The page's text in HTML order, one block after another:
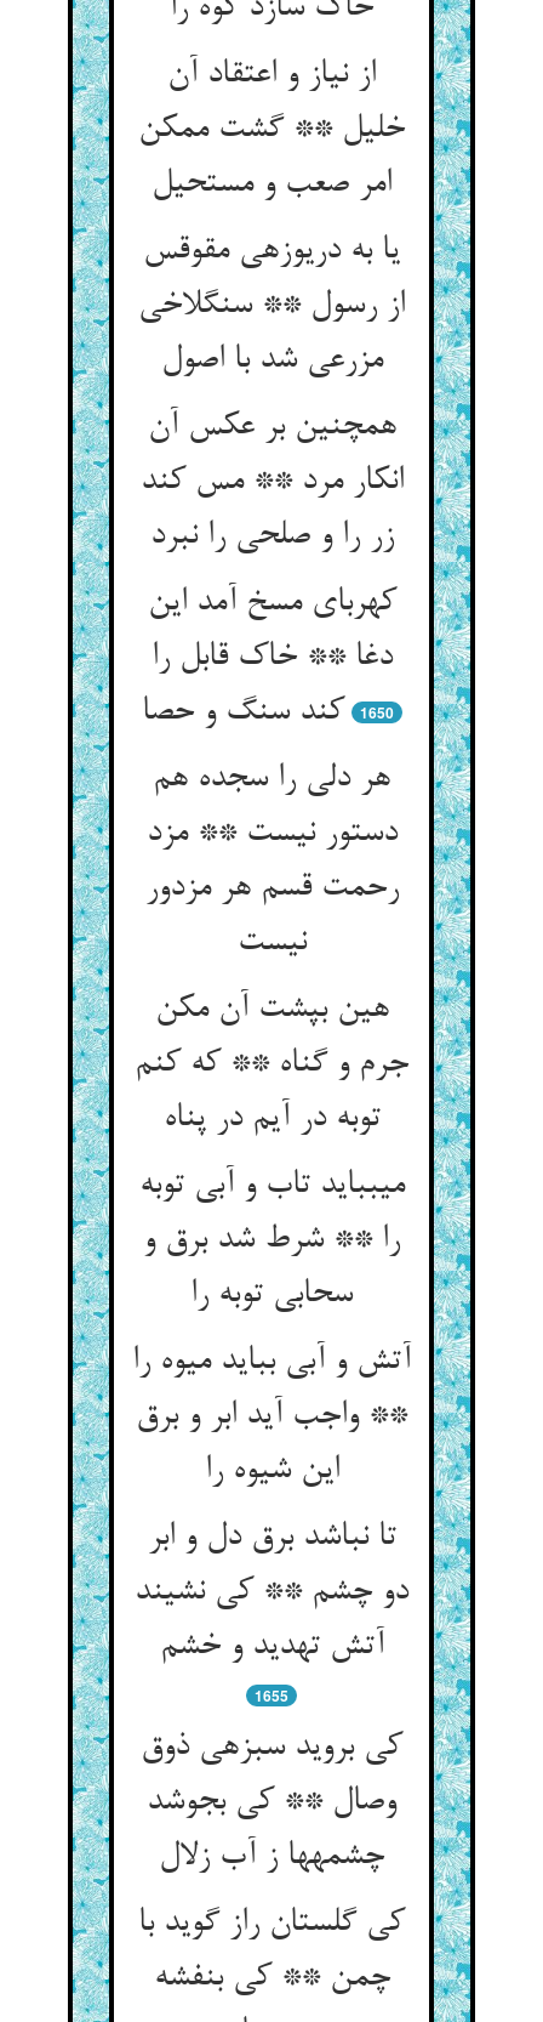
خاک سازد کوه را
از نیاز و اعتقاد آن
خلیل ** گشت ممکن
امر صعب و مستحیل‏
یا به دریوزه‏ی مقوقس
از رسول ** سنگ‏لاخی
مزرعی شد با اصول‏
همچنین بر عکس آن
انکار مرد ** مس کند
زر را و صلحی را نبرد
کهربای مسخ آمد این
دغا ** خاک قابل را
کند سنگ و حصا
1650
هر دلی را سجده هم
دستور نیست ** مزد
رحمت قسم هر مزدور
نیست‏
هین بپشت آن مکن
جرم و گناه ** که کنم
توبه در آیم در پناه‏
می‏بباید تاب و آبی توبه
را ** شرط شد برق و
سحابی توبه را
آتش و آبی بباید میوه را
** واجب آید ابر و برق
این شیوه را
تا نباشد برق دل و ابر
دو چشم ** کی نشیند
آتش تهدید و خشم‏
1655
کی بروید سبزه‏ی ذوق
وصال ** کی بجوشد
چشمه‏ها ز آب زلال‏
کی گلستان راز گوید با
چمن ** کی بنفشه